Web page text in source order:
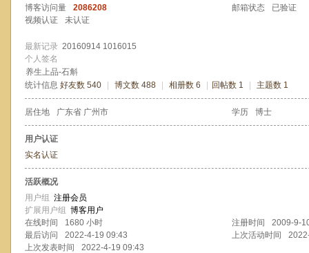
博客访问量
2086208 邮箱状态
已验证
视频认证
未认证
最新记录 20160914 1016015
个人签名
养生上品-石斛
统计信息 好友数 540 博文数 488 相册数 6 回帖数 1 主题数 1
居住地 广东省 广州市 学历 博士
用户认证
实名认证
活跃概况
用户组 注册会员
扩展用户组 博客用户
在线时间
1680 小时 注册时间
2009-9-
最后访问
2022-4-19 09:43 上次活动时间
上次发表时间
2022-4-19 09:43